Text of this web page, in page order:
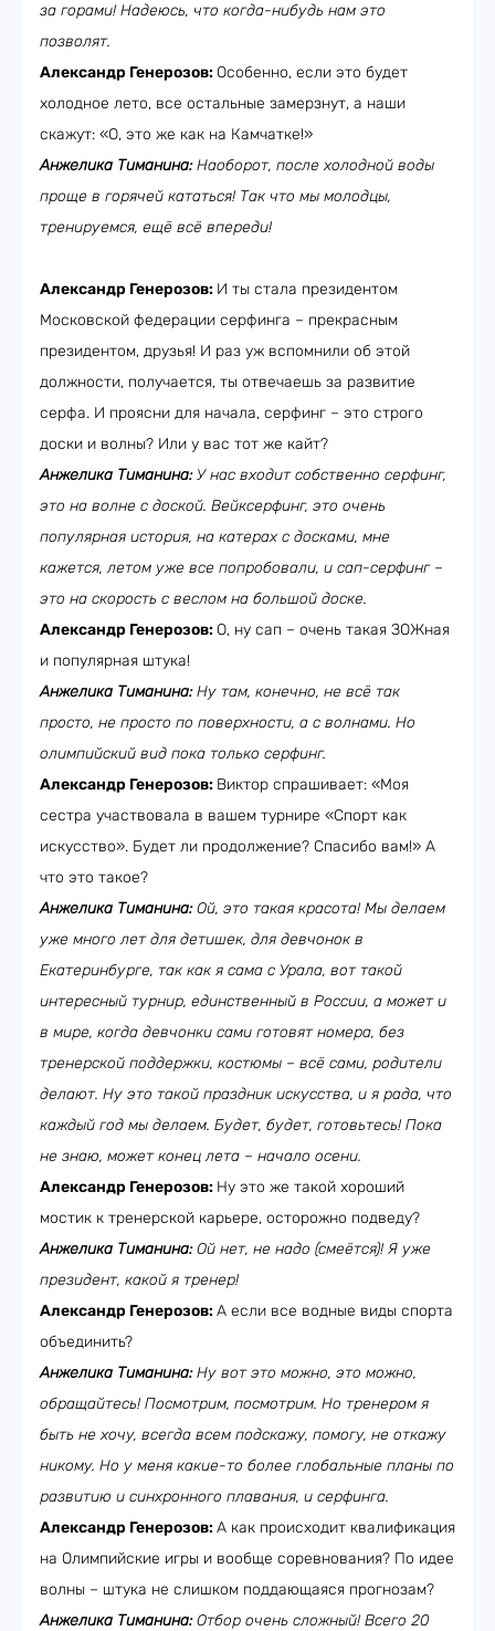
за горами! Надеюсь, что когда-нибудь нам это
позволят.
Александр Генерозов: Особенно, если это будет
холодное лето, все остальные замерзнут, а наши
скажут: «О, это же как на Камчатке!»
Анжелика Тиманина:Наоборот, после холодной воды
проще в горячей кататься! Так что мы молодцы,
тренируемся, ещё всё впереди!
Александр Генерозов: И ты стала президентом
Московской федерации серфинга – прекрасным
президентом, друзья! И раз уж вспомнили об этой
должности, получается, ты отвечаешь за развитие
серфа. И проясни для начала, серфинг – это строго
доски и волны? Или у вас тот же кайт?
Анжелика Тиманина:У нас входит собственно серфинг,
это на волне с доской. Вейксерфинг, это очень
популярная история, на катерах с досками, мне
кажется, летом уже все попробовали, и сап-серфинг –
это на скорость с веслом на большой доске.
Александр Генерозов: О, ну сап – очень такая ЗОЖная
и популярная штука!
Анжелика Тиманина:Ну там, конечно, не всё так
просто, не просто по поверхности, а с волнами. Но
олимпийский вид пока только серфинг.
Александр Генерозов: Виктор спрашивает: «Моя
сестра участвовала в вашем турнире «Спорт как
искусство». Будет ли продолжение? Спасибо вам!» А
что это такое?
Анжелика Тиманина:Ой, это такая красота! Мы делаем
уже много лет для детишек, для девчонок в
Екатеринбурге, так как я сама с Урала, вот такой
интересный турнир, единственный в России, а может и
в мире, когда девчонки сами готовят номера, без
тренерской поддержки, костюмы – всё сами, родители
делают. Ну это такой праздник искусства, и я рада, что
каждый год мы делаем. Будет, будет, готовьтесь! Пока
не знаю, может конец лета – начало осени.
Александр Генерозов: Ну это же такой хороший
мостик к тренерской карьере, осторожно подведу?
Анжелика Тиманина:Ой нет, не надо (смеётся)! Я уже
президент, какой я тренер!
Александр Генерозов:А если все водные виды спорта
объединить?
Анжелика Тиманина:Ну вот это можно, это можно,
обращайтесь! Посмотрим, посмотрим. Но тренером я
быть не хочу, всегда всем подскажу, помогу, не откажу
никому. Но у меня какие-то более глобальные планы по
развитию и синхронного плавания, и серфинга.
Александр Генерозов:А как происходит квалификация
на Олимпийские игры и вообще соревнования? По идее
волны – штука не слишком поддающаяся прогнозам?
Анжелика Тиманина:Отбор очень сложный! Всего 20